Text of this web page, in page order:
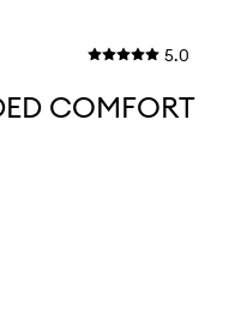
5.0
COMFORT